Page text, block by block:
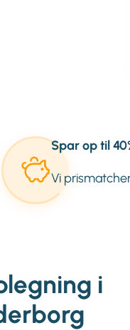
Spar op til
Vi
i